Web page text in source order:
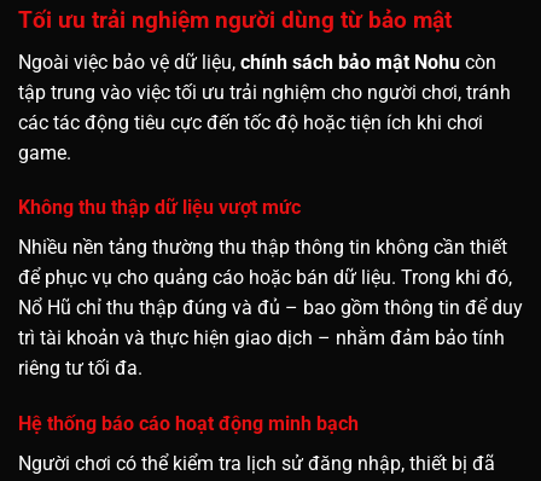
Tối ưu trải nghiệm người dùng từ bảo mật
Ngoài việc bảo vệ dữ liệu, chính sách bảo mật Nohu còn
tập trung vào việc tối ưu trải nghiệm cho người chơi, tránh
các tác động tiêu cực đến tốc độ hoặc tiện ích khi chơi
game.
Không thu thập dữ liệu vượt mức
Nhiều nền tảng thường thu thập thông tin không cần thiết
để phục vụ cho quảng cáo hoặc bán dữ liệu. Trong khi đó,
Nổ Hũ chỉ thu thập đúng và đủ – bao gồm thông tin để duy
trì tài khoản và thực hiện giao dịch – nhằm đảm bảo tính
riêng tư tối đa.
Hệ thống báo cáo hoạt động minh bạch
Người chơi có thể kiểm tra lịch sử đăng nhập, thiết bị đã